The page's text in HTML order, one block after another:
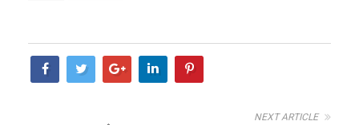
NEXT ARTICLE